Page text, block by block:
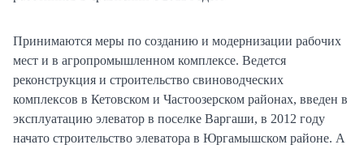
Принимаются меры по созданию и модернизации рабочих
мест и в агропромышленном комплексе. Ведется
реконструкция и строительство свиноводческих
комплексов в Кетовском и Частоозерском районах, введен в
эксплуатацию элеватор в поселке Варгаши, в 2012 году
начато строительство элеватора в Юргамышском районе. А